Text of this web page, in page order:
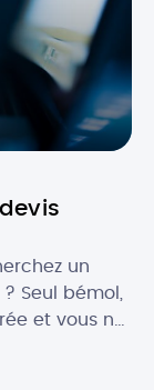
un
Seul bémol,
et vous ne